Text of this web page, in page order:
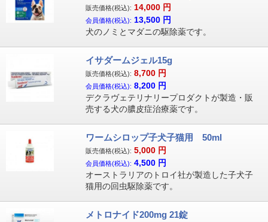
販売価格(税込): 14,000 円
会員価格(税込): 13,500 円
犬のノミとマダニの駆除薬です。
イサダームジェル15g
販売価格(税込): 8,700 円
会員価格(税込): 8,200 円
デクラヴェテリナリープロダクトが製造・販
売する犬の膿皮症治療薬です。
ワームシロップ子犬子猫用 50ml
販売価格(税込): 5,000 円
会員価格(税込): 4,500 円
オーストラリアのトロイ社が製造した子犬子
猫用の回虫駆除薬です。
メトロナイド200mg 21錠